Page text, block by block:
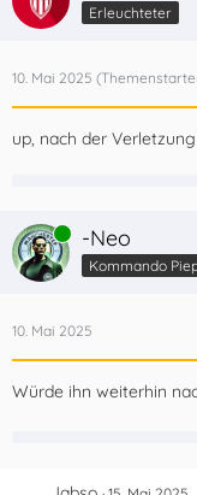
Erleuchteter
10. Mai 2025
up, nach der
Online -Neo
Kommando
10. Mai 2025
Würde ihn weiterhin